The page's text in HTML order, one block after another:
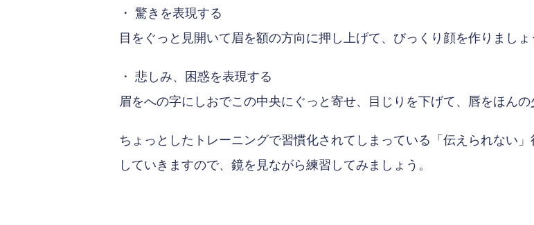
・ 驚きを表現する
目をぐっと見開いて眉を額の方向に押し上げて、びっくり顔を作りましょ
・ 悲しみ、困惑を表現する
眉をへの字にしおでこの中央にぐっと寄せ、目じりを下げて、唇をほん
ちょっとしたトレーニングで習慣化されてしまっている「伝えられない
していきますので、鏡を見ながら練習してみましょう。